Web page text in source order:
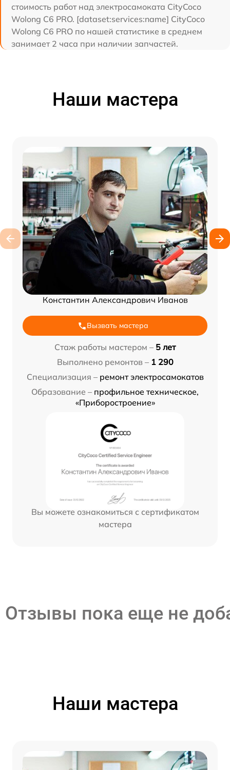
стоимость работ над электросамоката CityCoco
Wolong C6 PRO. [dataset:services:name] CityCoco
Wolong C6 PRO по нашей статистике в среднем
занимает 2 часа при наличии запчастей.
Наши мастера
Константин Александрович Иванов
Вызвать мастера
Стаж работы мастером – 5 лет
Выполнено ремонтов – 1 290
Специализация – ремонт электросамокатов
Образование – профильное техническое,
«Приборостроение»
Вы можете ознакомиться с сертификатом
мастера
Отзывы пока еще не
Наши мастера